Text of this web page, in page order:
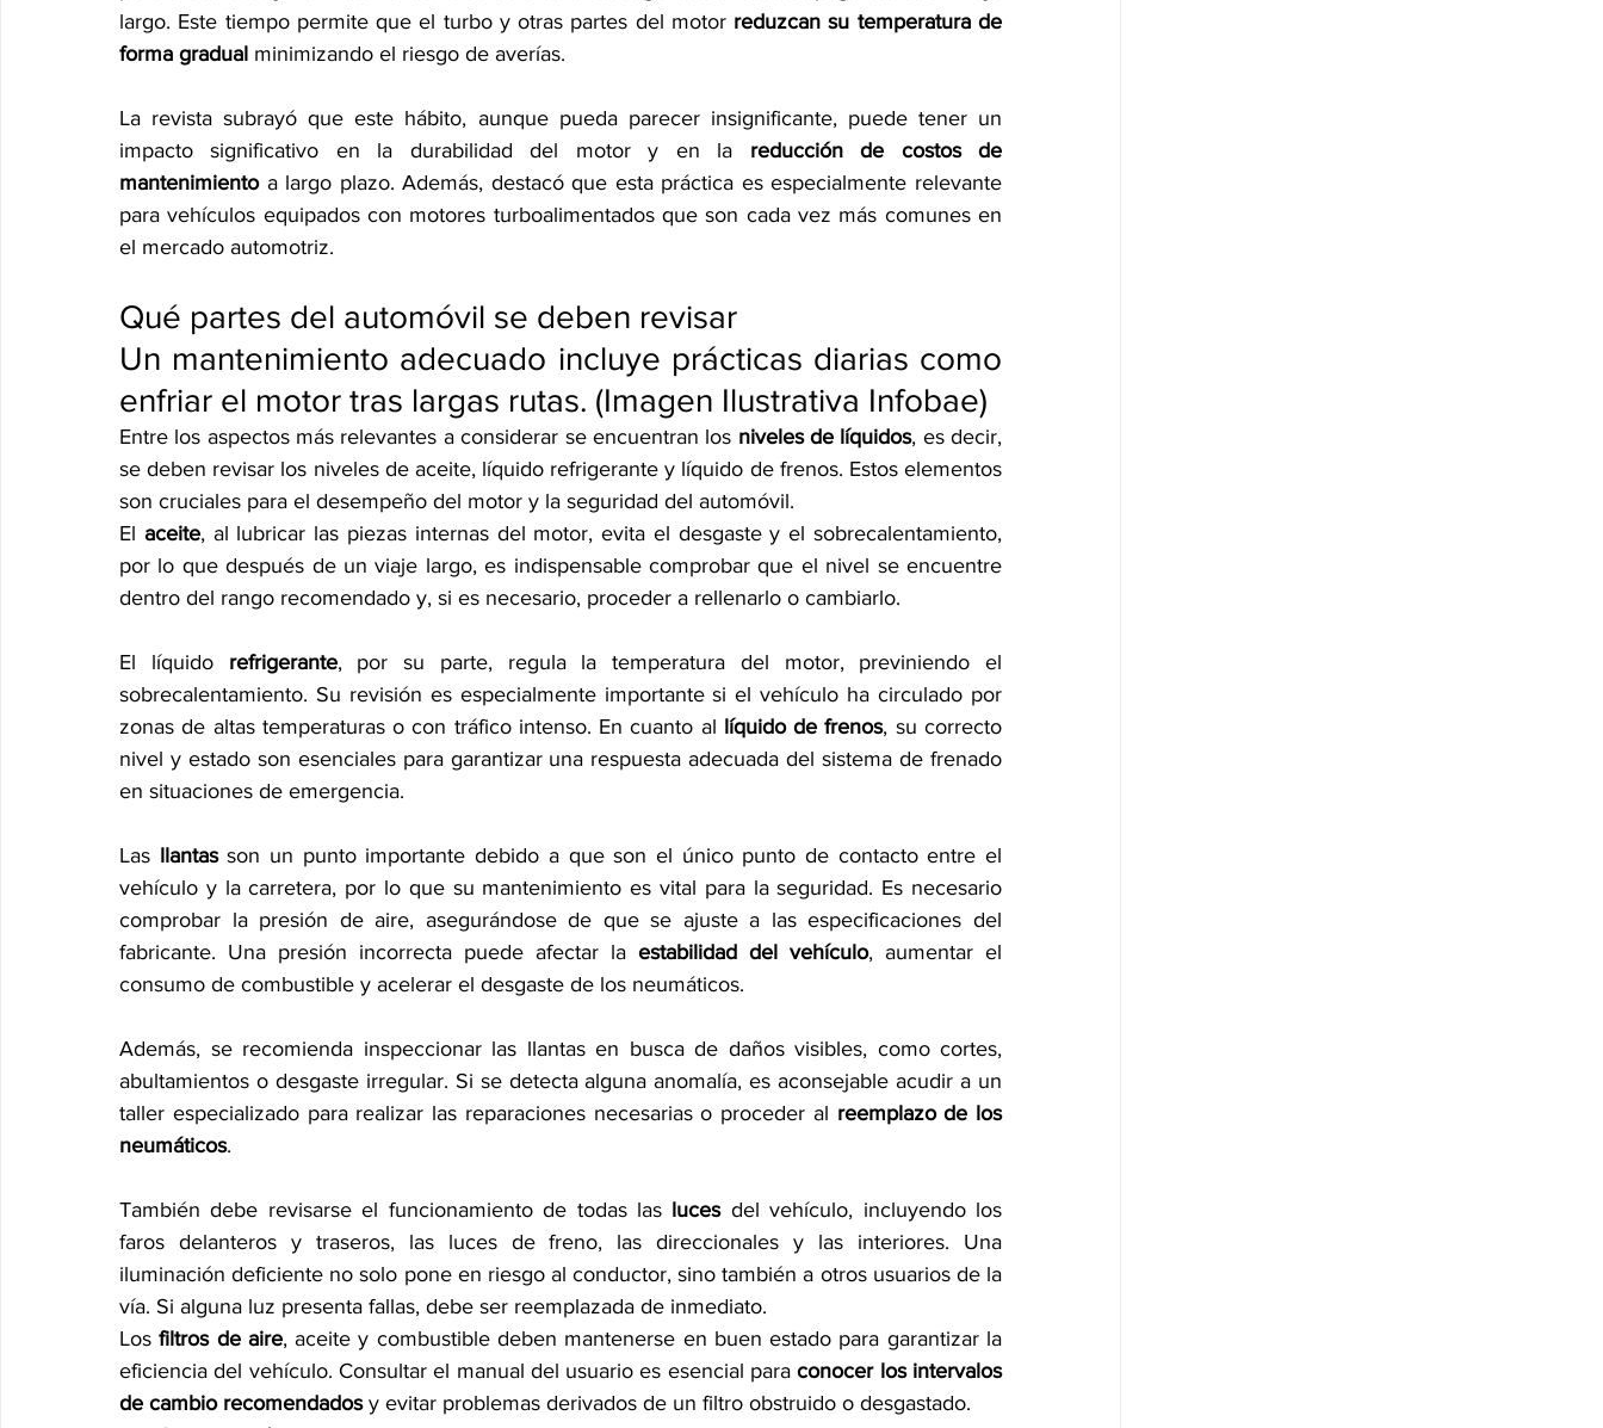
largo. Este tiempo permite que el turbo y otras partes del motor reduzcan su temperatura de
forma gradual minimizando el riesgo de averías.
La revista subrayó que este hábito, aunque pueda parecer insignificante, puede tener un
impacto significativo en la durabilidad del motor y en la reducción de costos de
mantenimiento a largo plazo. Además, destacó que esta práctica es especialmente relevante
para vehículos equipados con motores turboalimentados que son cada vez más comunes en
el mercado automotriz.
Qué partes del automóvil se deben revisar
Un mantenimiento adecuado incluye prácticas diarias como
enfriar el motor tras largas rutas. (Imagen Ilustrativa Infobae)
Entre los aspectos más relevantes a considerar se encuentran los niveles de líquidos, es decir,
se deben revisar los niveles de aceite, líquido refrigerante y líquido de frenos. Estos elementos
son cruciales para el desempeño del motor y la seguridad del automóvil.
El aceite, al lubricar las piezas internas del motor, evita el desgaste y el sobrecalentamiento,
por lo que después de un viaje largo, es indispensable comprobar que el nivel se encuentre
dentro del rango recomendado y, si es necesario, proceder a rellenarlo o cambiarlo.
El líquido refrigerante, por su parte, regula la temperatura del motor, previniendo el
sobrecalentamiento. Su revisión es especialmente importante si el vehículo ha circulado por
zonas de altas temperaturas o con tráfico intenso. En cuanto al líquido de frenos, su correcto
nivel y estado son esenciales para garantizar una respuesta adecuada del sistema de frenado
en situaciones de emergencia.
Las llantas son un punto importante debido a que son el único punto de contacto entre el
vehículo y la carretera, por lo que su mantenimiento es vital para la seguridad. Es necesario
comprobar la presión de aire, asegurándose de que se ajuste a las especificaciones del
fabricante. Una presión incorrecta puede afectar la estabilidad del vehículo, aumentar el
consumo de combustible y acelerar el desgaste de los neumáticos.
Además, se recomienda inspeccionar las llantas en busca de daños visibles, como cortes,
abultamientos o desgaste irregular. Si se detecta alguna anomalía, es aconsejable acudir a un
taller especializado para realizar las reparaciones necesarias o proceder al reemplazo de los
neumáticos.
También debe revisarse el funcionamiento de todas las luces del vehículo, incluyendo los
faros delanteros y traseros, las luces de freno, las direccionales y las interiores. Una
iluminación deficiente no solo pone en riesgo al conductor, sino también a otros usuarios de la
vía. Si alguna luz presenta fallas, debe ser reemplazada de inmediato.
Los filtros de aire, aceite y combustible deben mantenerse en buen estado para garantizar la
eficiencia del vehículo. Consultar el manual del usuario es esencial para conocer los intervalos
de cambio recomendados y evitar problemas derivados de un filtro obstruido o desgastado.